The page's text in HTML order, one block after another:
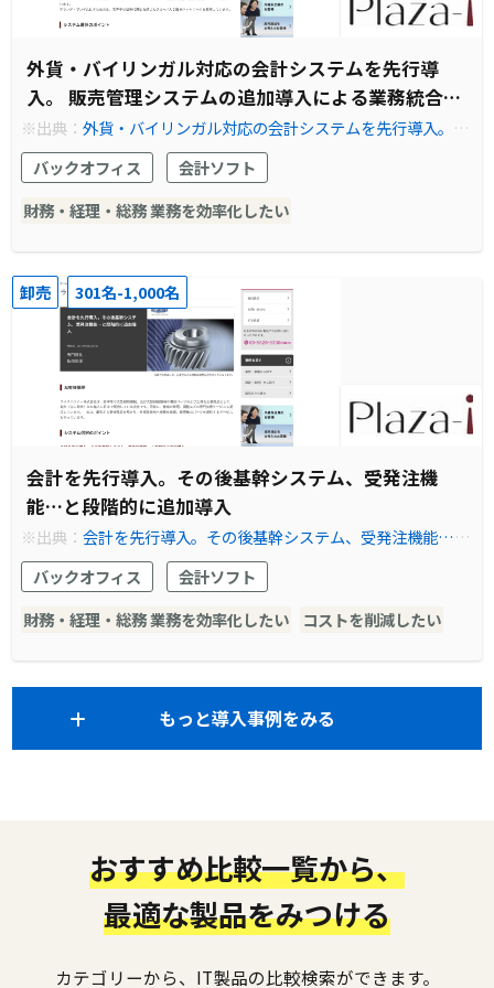
外貨・バイリンガル対応の会計システムを先行導
入。 販売管理システムの追加導入による業務統合を
実現。
※出典：外貨・バイリンガル対応の会計システムを先行導入。 販
売管理システムの追加導入による業務統合を実現。
バックオフィス
会計ソフト
財務・経理・総務 業務を効率化したい
卸売 301名-1,000名
会計を先行導入。その後基幹システム、受発注機
能…と段階的に追加導入
※出典：会計を先行導入。その後基幹システム、受発注機能…と
段階的に追加導入
バックオフィス
会計ソフト
財務・経理・総務 業務を効率化したい
コストを削減したい
もっと導入事例をみる
おすすめ比較一覧から、
最適な製品をみつける
カテゴリーから、IT製品の比較検索ができます。